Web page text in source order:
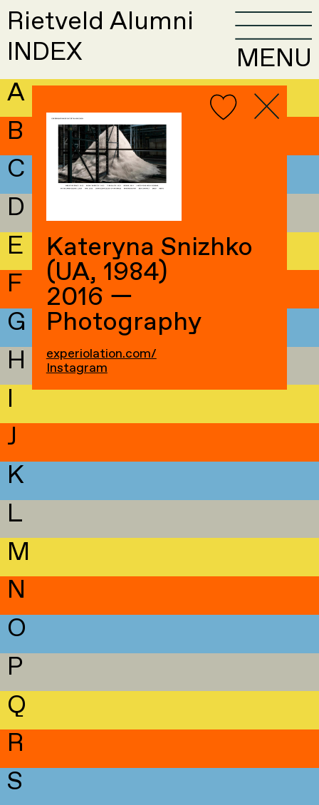
Rietveld Alumni
INDEX
MENU
A
B
C
D
E
F
G
H
I
J
K
L
M
N
O
P
Q
R
S
Kateryna Snizhko
(UA, 1984)
2016 —
Photography
experiolation.com/
Instagram